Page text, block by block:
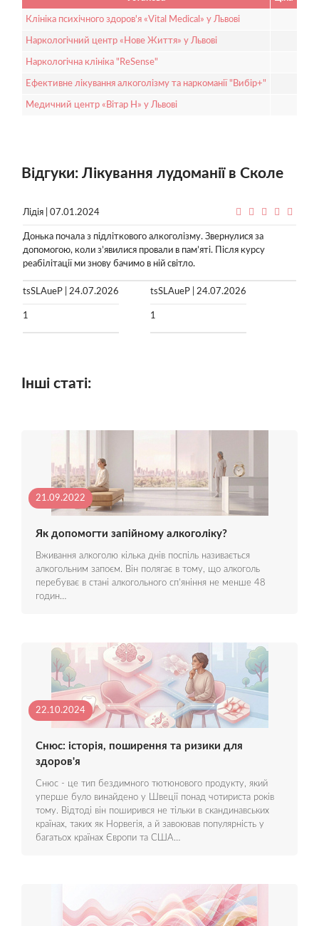
Клініка психічного здоров'я «Vital Medical» у Львові
Наркологічний центр «Нове Життя» у Львові
Наркологічна клініка "ReSense"
Ефективне лікування алкоголізму та наркоманії "Вибір+"
Медичний центр «Вітар Н» у Львові
Відгуки: Лікування лудоманії в Сколе
Лідія | 07.01.2024
Донька почала з підліткового алкоголізму. Звернулися за
допомогою, коли з’явилися провали в пам’яті. Після курсу
реабілітації ми знову бачимо в ній світло.
tsSLAueP | 24.07.2026
1
tsSLAueP | 24.07.2026
1
Інші статі:
21.09.2022
Як допомогти запійному алкоголіку?
Вживання алкоголю кілька днів поспіль називається
алкогольним запоєм. Він полягає в тому, що алкоголь
перебуває в стані алкогольного сп'яніння не менше 48
годин…
22.10.2024
Снюс: історія, поширення та ризики для
здоров'я
Снюс - це тип бездимного тютюнового продукту, який
уперше було винайдено у Швеції понад чотириста років
тому. Відтоді він поширився не тільки в скандинавських
країнах, таких як Норвегія, а й завоював популярність у
багатьох країнах Європи та США…